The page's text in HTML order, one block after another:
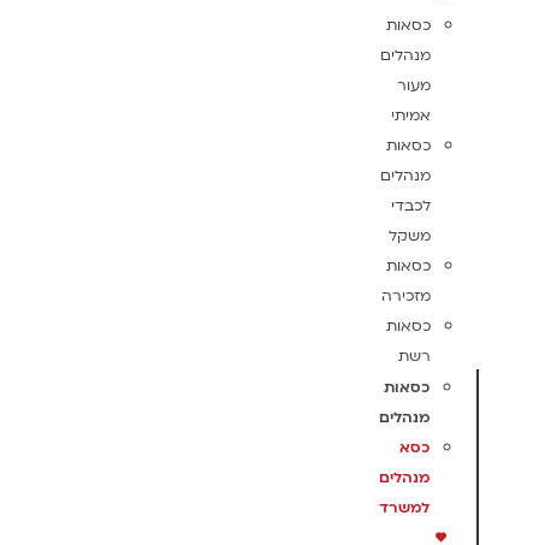
כסאות
מנהלים
מעור
אמיתי
כסאות
מנהלים
לכבדי
משקל
כסאות
מזכירה
כסאות
רשת
כסאות
מנהלים
כסא
מנהלים
למשרד